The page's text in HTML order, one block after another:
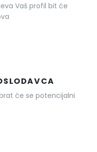
Vaš profil bit će
će se potencijalni